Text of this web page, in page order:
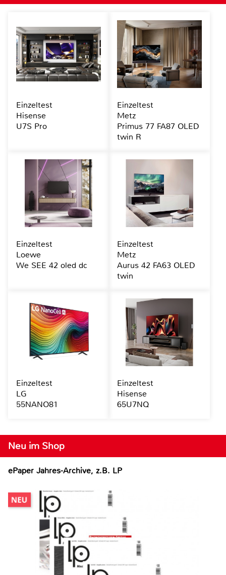
Neu im Shop
ePaper Jahres-Archive, z.B. LP
Einzeltest
Hisense
U7S Pro
Einzeltest
Metz
Primus 77 FA87 OLED
twin R
Einzeltest
Loewe
We SEE 42 oled dc
Einzeltest
Metz
Aurus 42 FA63 OLED
twin
Einzeltest
LG
55NANO81
Einzeltest
Hisense
65U7NQ